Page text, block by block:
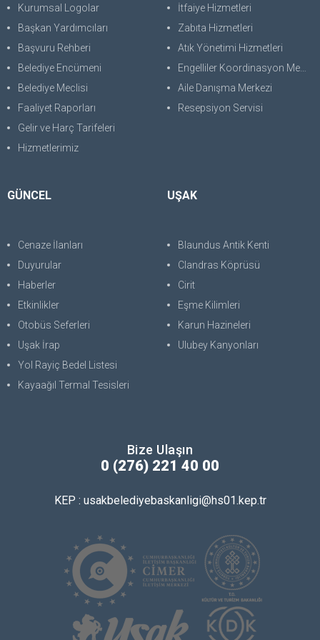
Kurumsal Logolar
Başkan Yardımcıları
Başvuru Rehberi
Belediye Encümeni
Belediye Meclisi
Faaliyet Raporları
Gelir ve Harç Tarifeleri
Hizmetlerimiz
İtfaiye Hizmetleri
Zabıta Hizmetleri
Atık Yönetimi Hizmetleri
Engelliler Koordinasyon Merkezi
Aile Danışma Merkezi
Resepsiyon Servisi
GÜNCEL
Cenaze İlanları
Duyurular
Haberler
Etkinlikler
Otobüs Seferleri
Uşak İrap
Yol Rayiç Bedel Listesi
Kayaağıl Termal Tesisleri
UŞAK
Blaundus Antik Kenti
Clandras Köprüsü
Cirit
Eşme Kilimleri
Karun Hazineleri
Ulubey Kanyonları
Bize Ulaşın
0 (276) 221 40 00
KEP : usakbelediyebaskanligi@hs01.kep.tr